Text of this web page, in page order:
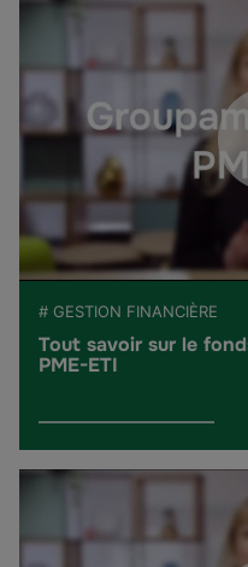
# GESTION FINANCIÈRE
Tout savoir sur le
PME-ETI